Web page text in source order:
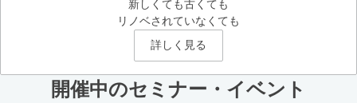
新しくても古くても
リノベされていなくても
詳しく見る
開催中のセミナー・イベント